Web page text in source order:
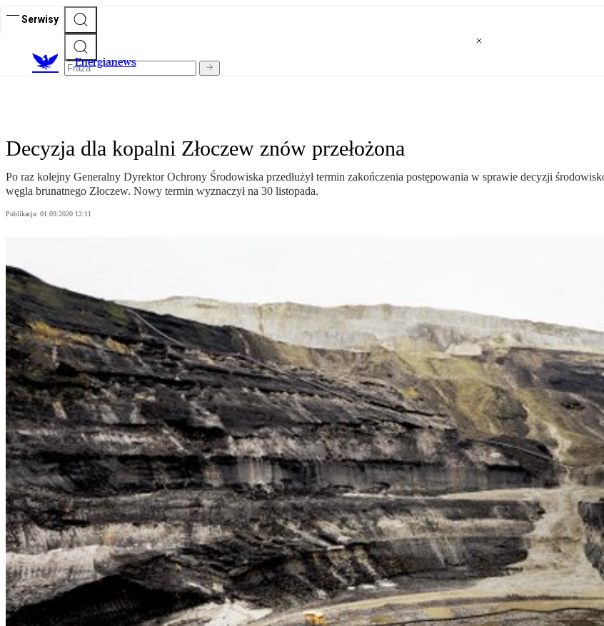
Serwisy
Energianews
Decyzja dla kopalni Złoczew znów przełożona
Po raz kolejny Generalny Dyrektor Ochrony Środowiska przedłużył termin zakończenia postępowania w sprawie decyzji
węgla brunatnego Złoczew. Nowy termin wyznaczył na 30 listopada.
Publikacja: 01.09.2020 12:11